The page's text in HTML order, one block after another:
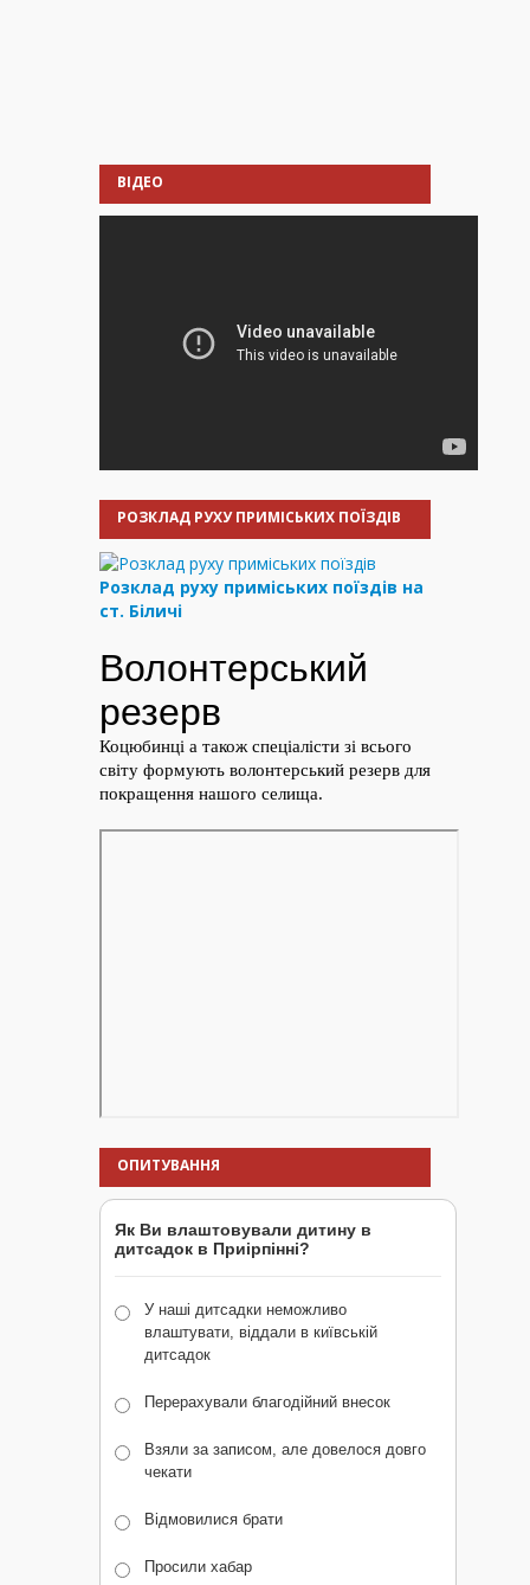
ВІДЕО
РОЗКЛАД РУХУ ПРИМІСЬКИХ ПОЇЗДІВ
Розклад руху приміських поїздів на
ст. Біличі
ОПИТУВАННЯ
Як Ви влаштовували дитину в
дитсадок в Приірпінні?
У наші дитсадки неможливо
влаштувати, віддали в київській
дитсадок
Перерахували благодійний внесок
Взяли за записом, але довелося довго
чекати
Відмовилися брати
Просили хабар